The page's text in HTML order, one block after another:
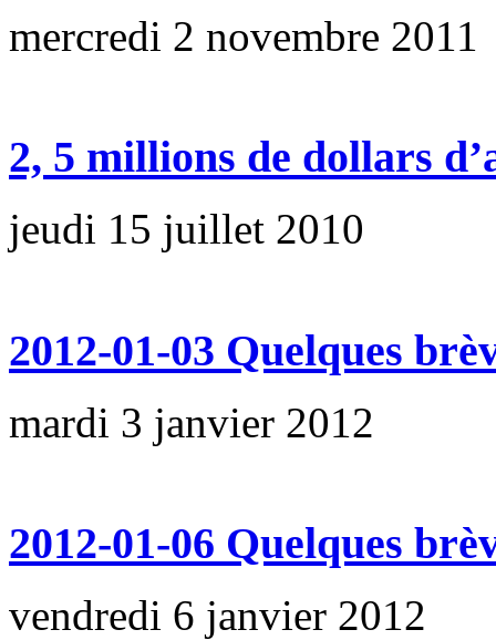
mercredi 2 novembre 2011
2, 5 millions de dollars
jeudi 15 juillet 2010
2012-01-03 Quelques
mardi 3 janvier 2012
2012-01-06 Quelques
vendredi 6 janvier 2012